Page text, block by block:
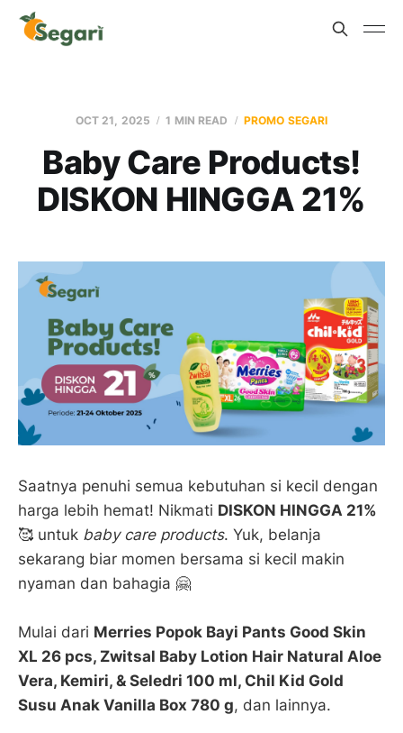
OCT 21, 2025 1 MIN READ PROMO SEGARI
Baby Care Products!
DISKON HINGGA 21%
Saatnya penuhi semua kebutuhan si kecil dengan
harga lebih hemat! Nikmati DISKON HINGGA 21%
🥰 untuk baby care products. Yuk, belanja
sekarang biar momen bersama si kecil makin
nyaman dan bahagia 🤗
Mulai dari Merries Popok Bayi Pants Good Skin
XL 26 pcs, Zwitsal Baby Lotion Hair Natural Aloe
Vera, Kemiri, & Seledri 100 ml, Chil Kid Gold
Susu Anak Vanilla Box 780 g, dan lainnya.